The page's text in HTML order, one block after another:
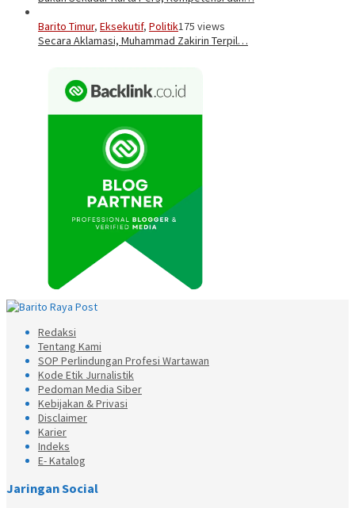
Barito Timur, Eksekutif, Politik175 views
Secara Aklamasi, Muhammad Zakirin Terpil…
Redaksi
Tentang Kami
SOP Perlindungan Profesi Wartawan
Kode Etik Jurnalistik
Pedoman Media Siber
Kebijakan & Privasi
Disclaimer
Karier
Indeks
E- Katalog
Jaringan Social